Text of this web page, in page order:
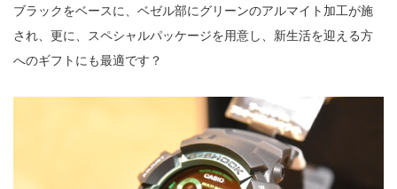
ブラックをベースに、ベゼル部にグリーンのアルマイト加工が施
され、更に、スペシャルパッケージを用意し、新生活を迎える方
へのギフトにも最適です？